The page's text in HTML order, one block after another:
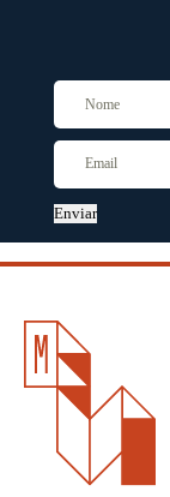
Enviar